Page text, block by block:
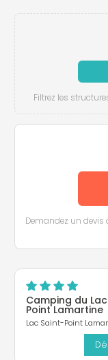
Filtrez les
Demandez un devis
Camping du
Point Lamartine
Lac Saint-Point